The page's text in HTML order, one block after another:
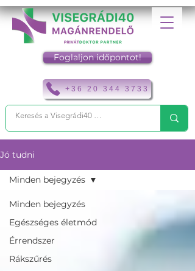
+36 20 344 3733
Foglaljon időpontot!
Jó tudni
Minden bejegyzés
Egészséges életmód
Érrendszer
Rákszűrés
Minden bejegyzés